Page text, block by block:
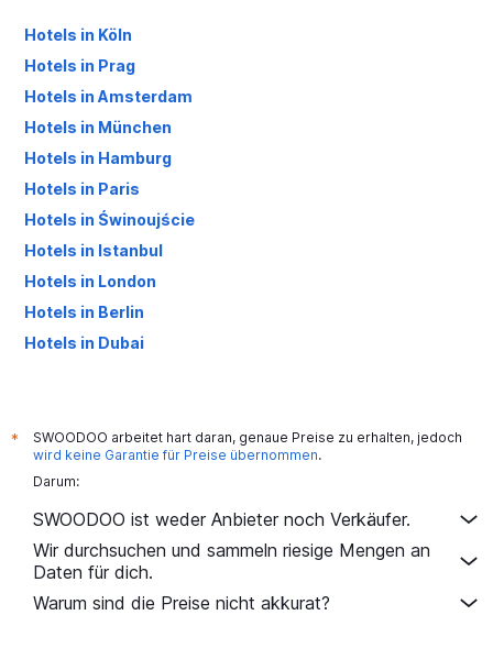
Hotels in Köln
Hotels in Prag
Hotels in Amsterdam
Hotels in München
Hotels in Hamburg
Hotels in Paris
Hotels in Świnoujście
Hotels in Istanbul
Hotels in London
Hotels in Berlin
Hotels in Dubai
*
SWOODOO arbeitet hart daran, genaue Preise zu erhalten, jedoch
wird keine Garantie für Preise übernommen.
Darum:
SWOODOO ist weder Anbieter noch Verkäufer.
Wir durchsuchen und sammeln riesige Mengen an
Daten für dich.
Warum sind die Preise nicht akkurat?